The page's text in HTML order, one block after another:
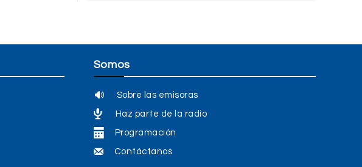
Somos
Sobre las emisoras
Haz parte de la radio
Programación
Contáctanos